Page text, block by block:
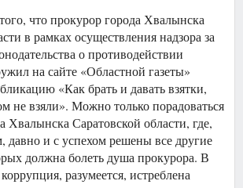
что прокурор города Хвалынска
в рамках осуществления надзора за
о противодействии
на сайте «Областной газеты»
«Как брать и давать взятки,
не взяли». Можно только порадоваться
Хвалынска Саратовской области, где,
и с успехом решены все другие
должна болеть душа прокурора. В
разумеется, истреблена